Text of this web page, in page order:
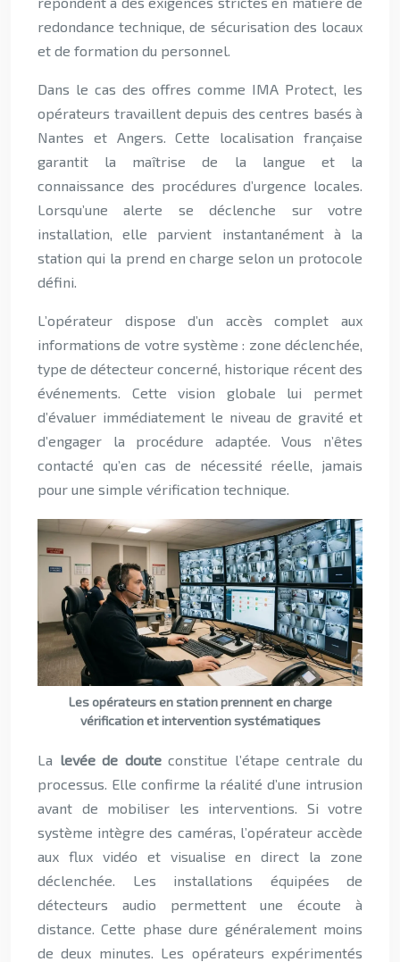
redondance technique, de sécurisation des locaux
et de formation du personnel.
Dans le cas des offres comme IMA Protect, les
opérateurs travaillent depuis des centres basés à
Nantes et Angers. Cette localisation française
garantit la maîtrise de la langue et la
connaissance des procédures d’urgence locales.
Lorsqu’une alerte se déclenche sur votre
installation, elle parvient instantanément à la
station qui la prend en charge selon un protocole
défini.
L’opérateur dispose d’un accès complet aux
informations de votre système : zone déclenchée,
type de détecteur concerné, historique récent des
événements. Cette vision globale lui permet
d’évaluer immédiatement le niveau de gravité et
d’engager la procédure adaptée. Vous n’êtes
contacté qu’en cas de nécessité réelle, jamais
pour une simple vérification technique.
Les opérateurs en station prennent en charge
vérification et intervention systématiques
La levée de douteconstitue l’étape centrale du
processus. Elle confirme la réalité d’une intrusion
avant de mobiliser les interventions. Si votre
système intègre des caméras, l’opérateur accède
aux flux vidéo et visualise en direct la zone
déclenchée. Les installations équipées de
détecteurs audio permettent une écoute à
distance. Cette phase dure généralement moins
de deux minutes. Les opérateurs expérimentés